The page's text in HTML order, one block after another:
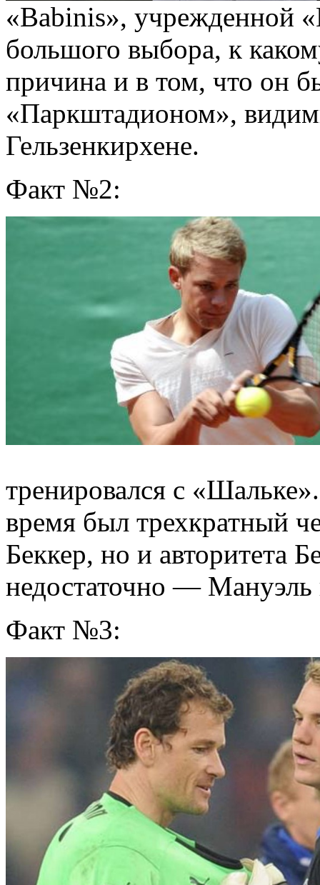
«Babinis», учрежденной
большого выбора, к
причина и в том, что он
«Паркштадионом»,
Гельзенкирхене.
Факт №2:
тренировался с
время был трехкратный
Беккер, но и авторитета
недостаточно — Мануэль
Факт №3: